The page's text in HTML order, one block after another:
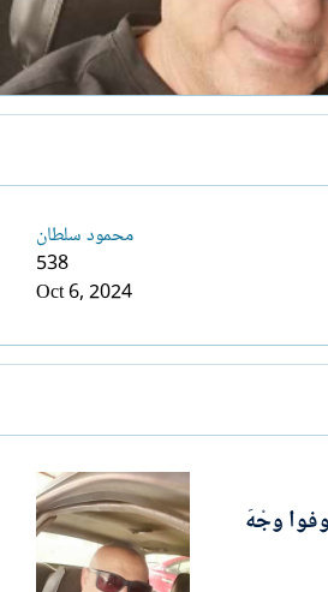
محمود سلطان
538
Oct 6, 2024
وجْهَ